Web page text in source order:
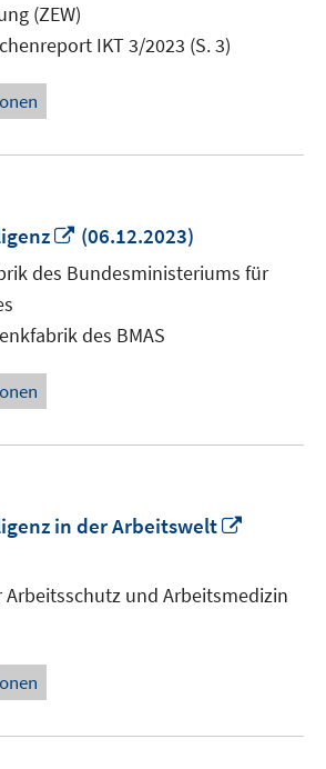
(ZEW)
IKT 3/2023 (S. 3)
In
neuem
Fenster
(06.12.2023)
des Bundesministeriums für
des BMAS
in der Arbeitswelt
öffnen
und Arbeitsmedizin